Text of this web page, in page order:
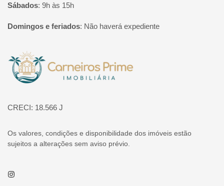
Sábados: 9h às 15h
Domingos e feriados: Não haverá expediente
Página inicial
CRECI: 18.566 J
Os valores, condições e disponibilidade dos imóveis estão
sujeitos a alterações sem aviso prévio.
Instagram